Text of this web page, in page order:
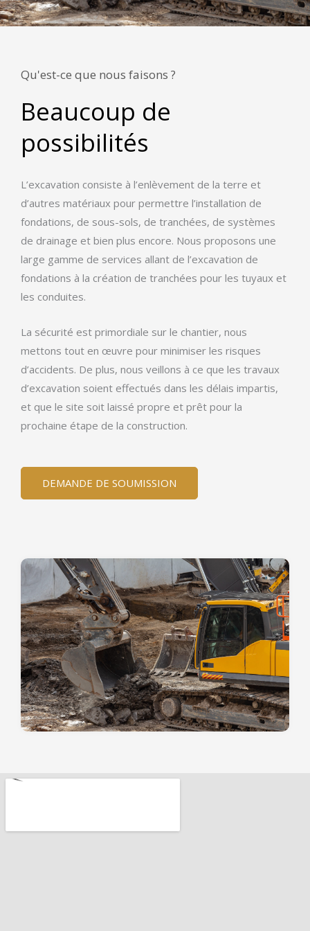
Qu'est-ce que nous faisons ?
Beaucoup de
possibilités
L’excavation consiste à l’enlèvement de la terre et
d’autres matériaux pour permettre l’installation de
fondations, de sous-sols, de tranchées, de systèmes
de drainage et bien plus encore. Nous proposons une
large gamme de services allant de l’excavation de
fondations à la création de tranchées pour les tuyaux et
les conduites.
La sécurité est primordiale sur le chantier, nous
mettons tout en œuvre pour minimiser les risques
d’accidents. De plus, nous veillons à ce que les travaux
d’excavation soient effectués dans les délais impartis,
et que le site soit laissé propre et prêt pour la
prochaine étape de la construction.
DEMANDE DE SOUMISSION